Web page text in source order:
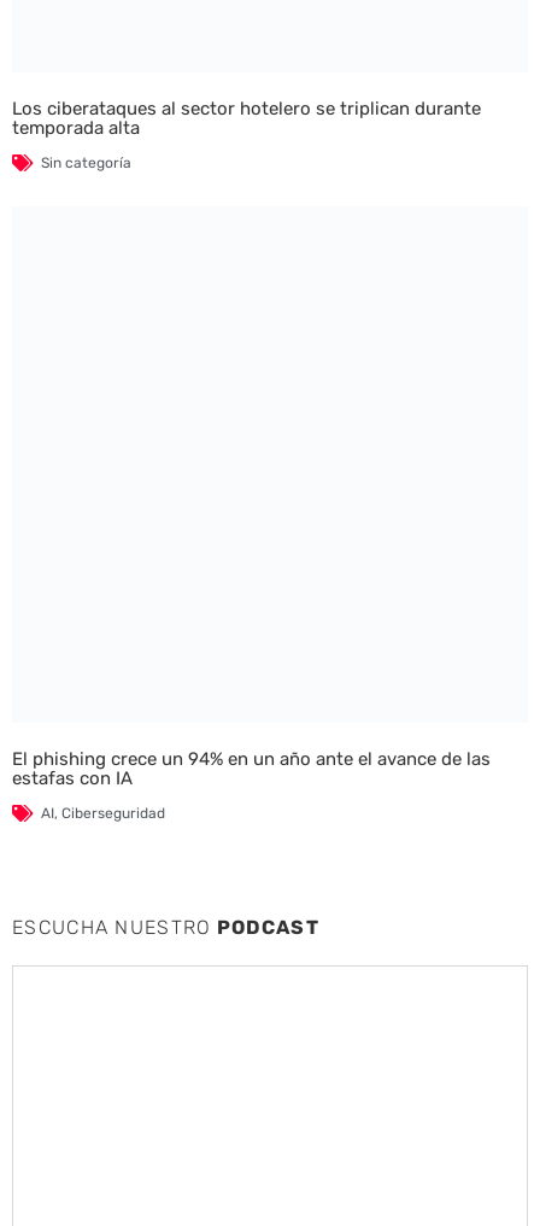
Los ciberataques al sector hotelero se triplican durante
temporada alta
Sin categoría
El phishing crece un 94% en un año ante el avance de las
estafas con IA
AI, Ciberseguridad
ESCUCHA NUESTRO PODCAST